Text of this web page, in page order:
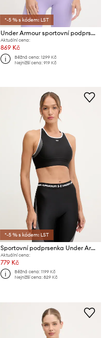
*-5 % s kódem: LST
Under Armour sportovní podprsenka Infinity
Aktuální cena:
869 Kč
Běžná cena:1299 Kč
Nejnižší cena:919 Kč
*-5 % s kódem: LST
Sportovní podprsenka Under Armour
Aktuální cena:
779 Kč
Běžná cena:1199 Kč
Nejnižší cena:829 Kč